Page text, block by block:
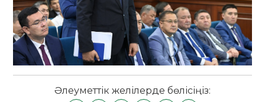
Әлеуметтік желілерде бөлісіңіз: